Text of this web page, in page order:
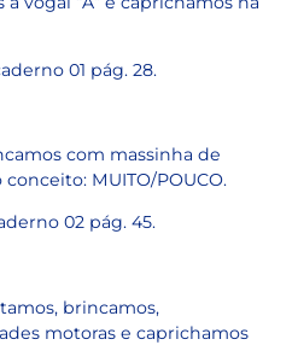
01 pág. 28.
com massinha de
MUITO/POUCO.
02 pág. 45.
brincamos,
motoras e caprichamos